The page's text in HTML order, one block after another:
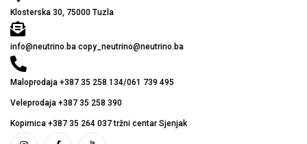
Klosterska 30, 75000 Tuzla
info@neutrino.ba copy_neutrino@neutrino.ba
Maloprodaja +387 35 258 134/061 739 495
Veleprodaja +387 35 258 390
Kopirnica +387 35 264 037 tržni centar Sjenjak